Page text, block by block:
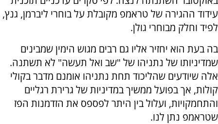
עידוד ההגירה של טראמפ מקובלת על בוחרי ליברמן, גנץ,
לפיד וחלק מבוחרי גולן.
בה בעת הוא יחזיר אליו גם רבים מגוש הימין שמבינים
שמדיניותו של נתניהו של "שב ואל תעשה" לא תשתנה.
אלה שיודעים שהליכוד תחת נתניהו אומנם מדבר בקולי
קולות, אך בפועל ממשיך במדיניות של גרירת רגליים
והתחמקויות, ועלול בין היתר לפספס את הזדמנות הפז
שטראמפ נתן לנו.